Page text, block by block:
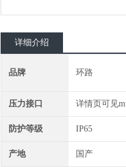
详细介绍
品牌 环路
压力接口 详情页可见
防护等级 IP65
产地 国产